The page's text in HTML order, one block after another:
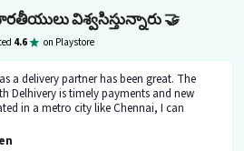
విశ్వసిస్తున్నారు🤝
4.6 on Playstore
a delivery partner has been great. The
Delhivery is timely payments and new
in a metro city like Chennai, I can
to continuing my association here.”